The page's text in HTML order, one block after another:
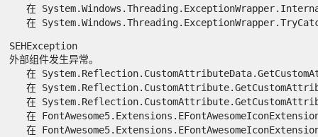
在
在
SEHException
外部组件发生异常。
在
在
在
在
在